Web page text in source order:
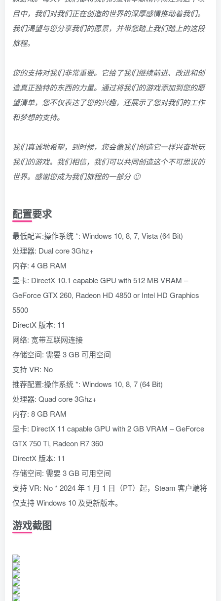
目中，我们对我们正在创造的世界的深厚感情推动着我们。
我们渴望与您分享我们的愿景，并带您踏上我们踏上的这段
旅程。
您的支持对我们非常重要。它给了我们继续前进、改进和创
造真正独特的东西的力量。通过将我们的游戏添加到您的愿
望清单，您不仅表达了您的兴趣，还展示了您对我们的工作
和梦想的支持。
我们真诚地希望，到时候，您会像我们创造它一样兴奋地玩
我们的游戏。我们相信，我们可以共同创造这个不可思议的
世界。感谢您成为我们旅程的一部分 🙂
配置要求
最低配置:操作系统 *: Windows 10, 8, 7, Vista (64 Bit)
处理器: Dual core 3Ghz+
内存: 4 GB RAM
显卡: DirectX 10.1 capable GPU with 512 MB VRAM –
GeForce GTX 260, Radeon HD 4850 or Intel HD Graphics
5500
DirectX 版本: 11
网络: 宽带互联网连接
存储空间: 需要 3 GB 可用空间
支持 VR: No
推荐配置:操作系统 *: Windows 10, 8, 7 (64 Bit)
处理器: Quad core 3Ghz+
内存: 8 GB RAM
显卡: DirectX 11 capable GPU with 2 GB VRAM – GeForce
GTX 750 Ti, Radeon R7 360
DirectX 版本: 11
存储空间: 需要 3 GB 可用空间
支持 VR: No * 2024 年 1 月 1 日（PT）起，Steam 客户端将
仅支持 Windows 10 及更新版本。
游戏截图